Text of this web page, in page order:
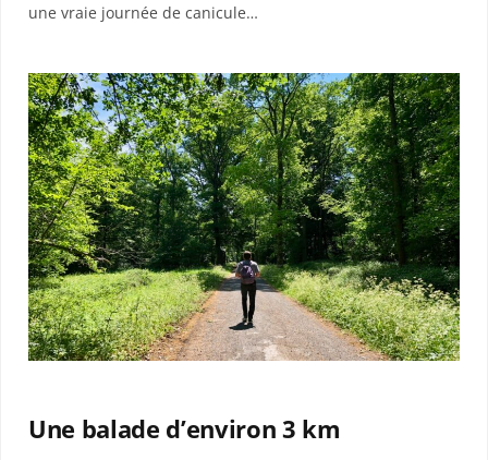
une vraie journée de canicule…
Une balade d’environ 3 km